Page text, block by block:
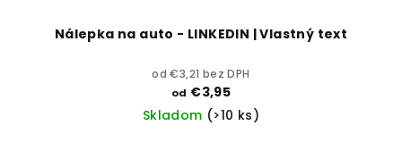
Nálepka na auto - LINKEDIN | Vlastný text
od €3,21 bez DPH
od €3,95
Skladom (>10 ks)